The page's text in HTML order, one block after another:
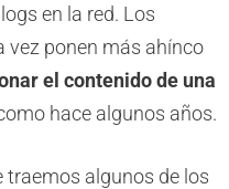
en la red. Los
vez ponen más ahínco
el contenido de una
hace algunos años.
traemos algunos de los